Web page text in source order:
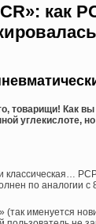
как
товарищи! Как
углекислоте,
классическая…
по аналогии
» (так именуется